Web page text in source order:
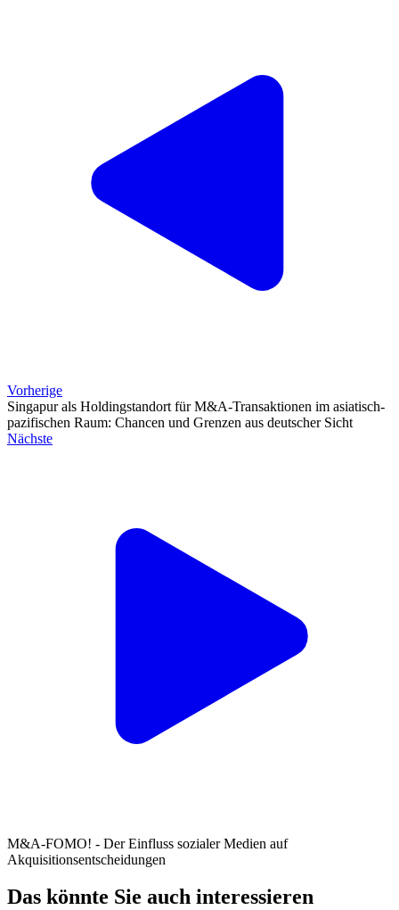
Vorherige
Singapur als Holdingstandort für M&A-Transaktionen im asiatisch-
pazifischen Raum: Chancen und Grenzen aus deutscher Sicht
Nächste
M&A-FOMO! - Der Einfluss sozialer Medien auf
Akquisitionsentscheidungen
Das könnte Sie auch interessieren